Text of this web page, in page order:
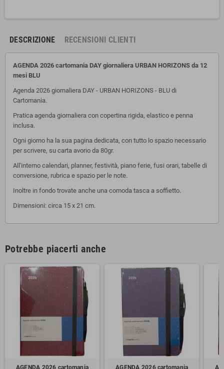
DESCRIZIONE RECENSIONI CLIENTI
AGENDA 2026 cartomania DAY giornaliera URBAN HORIZONS da 12
mesi BLU
Agenda 2026 giornaliera DAY - URBAN HORIZONS - BLU di
Cartomania.
Pratica agenda giornaliera con copertina rigida, elastico e penna
inclusa.
Ogni giorno ha la sua pagina dedicata, con tutto lo spazio necessario
per scrivere, su carta avorio da 80gr.
All'interno calendari, planner, festività, piano ferie, fusi orari, tabelle di
conversione, rubrica e spazio per le note.
Inoltre in fondo trovate anche una comoda tasca a soffietto.
Dimensioni: circa 15 x 21 cm.
Potrebbe piacerti anche
AGENDA 2026 cartomania
AGENDA 2026 cartomania